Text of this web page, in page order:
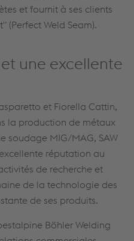
et fournit à ses clients
(Perfect Weld Seam).
une excellente
et Fiorella Cattin,
la production de métaux
soudage MIG/MAG, SAW
réputation au
de recherche et
de la technologie des
de ses produits.
Böhler Welding